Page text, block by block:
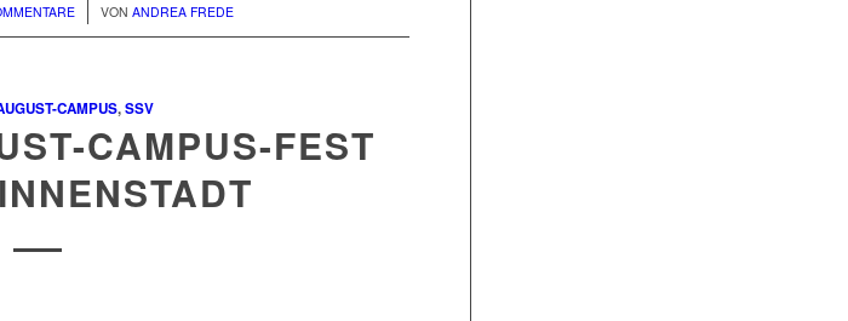
/ VON ANDREA FREDE
CAMPUS,SSV
CAMPUS-FEST